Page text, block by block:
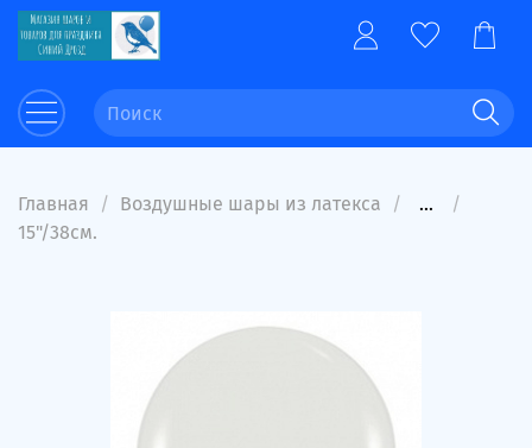
Главная Воздушные шары из латекса
...
15"/38см.